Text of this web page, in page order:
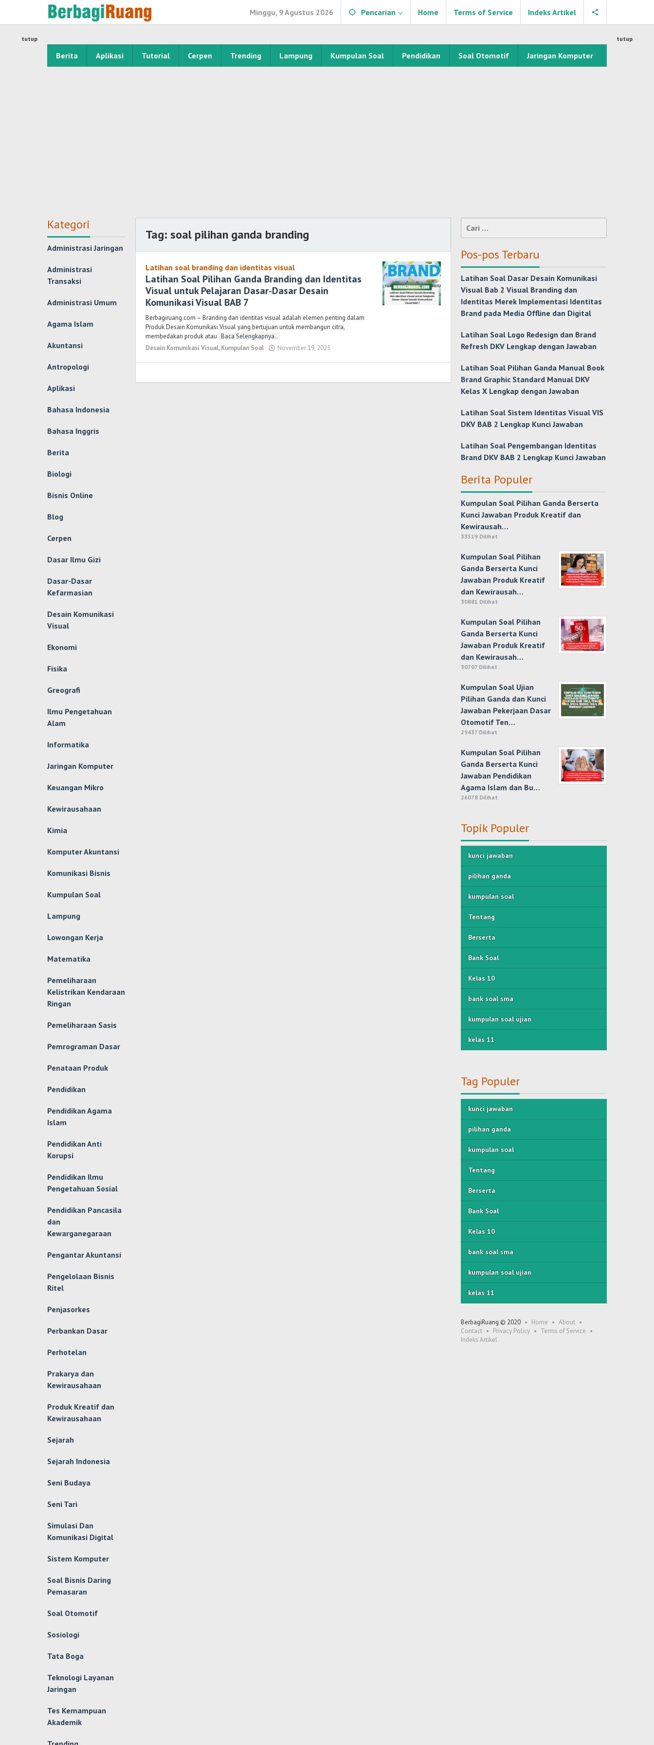
Minggu, 9 Agustus 2026 Pencarian Home Terms of Service Indeks Artikel
Berita Aplikasi Tutorial Cerpen Trending Lampung Kumpulan Soal Pendidikan Soal Otomotif Jaringan Komputer
tutup tutup
Kategori
Administrasi Jaringan
Administrasi
Transaksi
Administrasi Umum
Agama Islam
Akuntansi
Antropologi
Aplikasi
Bahasa Indonesia
Bahasa Inggris
Berita
Biologi
Bisnis Online
Blog
Cerpen
Dasar Ilmu Gizi
Dasar-Dasar
Kefarmasian
Desain Komunikasi
Visual
Ekonomi
Fisika
Greografi
Ilmu Pengetahuan
Alam
Informatika
Jaringan Komputer
Keuangan Mikro
Kewirausahaan
Kimia
Komputer Akuntansi
Komunikasi Bisnis
Kumpulan Soal
Lampung
Lowongan Kerja
Matematika
Pemeliharaan
Kelistrikan Kendaraan
Ringan
Pemeliharaan Sasis
Pemrograman Dasar
Penataan Produk
Pendidikan
Pendidikan Agama
Islam
Pendidikan Anti
Korupsi
Pendidikan Ilmu
Pengetahuan Sosial
Pendidikan Pancasila
dan
Kewarganegaraan
Pengantar Akuntansi
Pengelolaan Bisnis
Ritel
Penjasorkes
Perbankan Dasar
Perhotelan
Prakarya dan
Kewirausahaan
Produk Kreatif dan
Kewirausahaan
Sejarah
Sejarah Indonesia
Seni Budaya
Seni Tari
Simulasi Dan
Komunikasi Digital
Sistem Komputer
Soal Bisnis Daring
Pemasaran
Soal Otomotif
Sosiologi
Tata Boga
Teknologi Layanan
Jaringan
Tes Kemampuan
Akademik
Tag: soal pilihan ganda branding
Latihan soal branding dan identitas visual
Latihan Soal Pilihan Ganda Branding dan Identitas
Visual untuk Pelajaran Dasar-Dasar Desain
Komunikasi Visual BAB 7
Berbagiruang.com – Branding dan identitas visual adalah elemen penting dalam
Produk Desain Komunikasi Visual yang bertujuan untuk membangun citra,
membedakan produk atau Baca Selengkapnya..
Desain Komunikasi Visual,Kumpulan Soal November 19, 2025
Cari
untuk:
Pos-pos Terbaru
Latihan Soal Dasar Desain Komunikasi
Visual Bab 2 Visual Branding dan
Identitas Merek Implementasi Identitas
Brand pada Media Offline dan Digital
Latihan Soal Logo Redesign dan Brand
Refresh DKV Lengkap dengan Jawaban
Latihan Soal Pilihan Ganda Manual Book
Brand Graphic Standard Manual DKV
Kelas X Lengkap dengan Jawaban
Latihan Soal Sistem Identitas Visual VIS
DKV BAB 2 Lengkap Kunci Jawaban
Latihan Soal Pengembangan Identitas
Brand DKV BAB 2 Lengkap Kunci Jawaban
Berita Populer
Kumpulan Soal Pilihan Ganda Berserta
Kunci Jawaban Produk Kreatif dan
Kewirausah…
33519 Dilihat
Kumpulan Soal Pilihan
Ganda Berserta Kunci
Jawaban Produk Kreatif
dan Kewirausah…
30881 Dilihat
Kumpulan Soal Pilihan
Ganda Berserta Kunci
Jawaban Produk Kreatif
dan Kewirausah…
30707 Dilihat
Kumpulan Soal Ujian
Pilihan Ganda dan Kunci
Jawaban Pekerjaan Dasar
Otomotif Ten…
29437 Dilihat
Kumpulan Soal Pilihan
Ganda Berserta Kunci
Jawaban Pendidikan
Agama Islam dan Bu…
26078 Dilihat
Topik Populer
kunci jawaban
pilihan ganda
kumpulan soal
Tentang
Berserta
Bank Soal
Kelas 10
bank soal sma
kumpulan soal ujian
kelas 11
Tag Populer
kunci jawaban
pilihan ganda
kumpulan soal
Tentang
Berserta
Bank Soal
Kelas 10
bank soal sma
kumpulan soal ujian
kelas 11
BerbagiRuang © 2020 Home
About
Contact
Privacy Policy
Terms of Service
Indeks Artikel